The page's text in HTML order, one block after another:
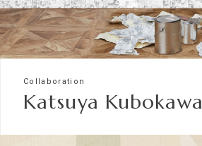
Collaboration
Katsuya Kubokawa